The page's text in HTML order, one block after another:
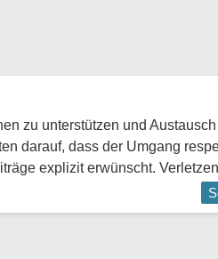
zu unterstützen und
darauf, dass der Umgang
explizit erwünscht.